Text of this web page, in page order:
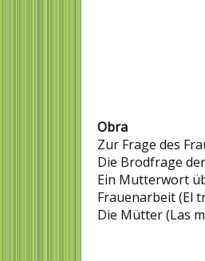
Obra
Zur Frage des
Die Brodfrage
Ein Mutterwort
Frauenarbeit (El
Die Mütter (Las